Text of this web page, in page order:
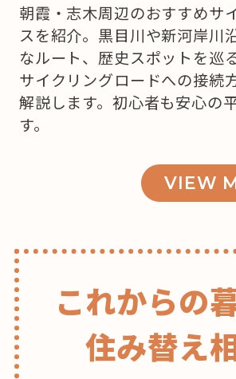
を
買
お
う
か
な？”
朝霞・志木周辺のおすすめサ
スを紹介。黒目川や新河岸川
なルート、歴史スポットを巡
サイクリングロードへの接続
解説します。初心者も安心の
す。
VIEW
これからの
住み替え